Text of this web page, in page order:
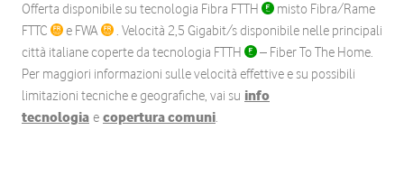
Offerta disponibile su tecnologia Fibra FTTH
misto Fibra/Rame
FTTC
e FWA
. Velocità 2,5 Gigabit/s disponibile nelle principali
città italiane coperte da tecnologia FTTH
– Fiber To The Home.
Per maggiori informazioni sulle velocità effettive e su possibili
limitazioni tecniche e geografiche, vai su info
tecnologia e copertura comuni.